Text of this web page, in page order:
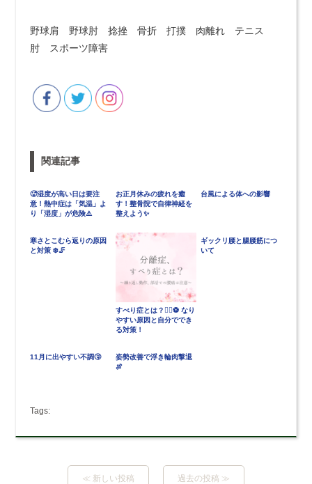
野球肩 野球肘 捻挫 骨折 打撲 肉離れ テニス
肘 スポーツ障害
関連記事
🥵湿度が高い日は要注
意！熱中症は「気温」よ
り「湿度」が危険⚠️
お正月休みの疲れを癒
す！整骨院で自律神経を
整えよう✨
台風による体への影響
寒さとこむら返りの原因
と対策 ❄️🦵
すべり症とは？🏃‍♂️⚽ なり
やすい原因と自分ででき
る対策！
ギックリ腰と腸腰筋につ
いて
11月に出やすい不調🤧
姿勢改善で浮き輪肉撃退
🍖
Tags:
≪ 新しい投稿 過去の投稿 ≫